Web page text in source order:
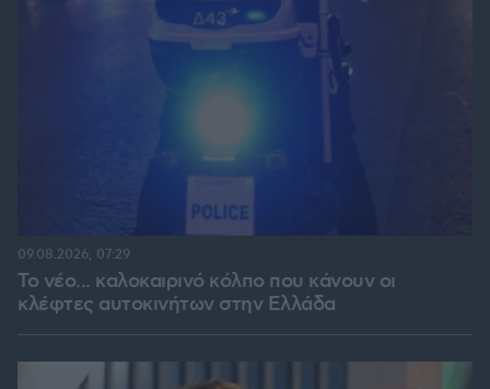
Το νέο... καλοκαιρινό κόλπο που κάνουν οι
κλέφτες αυτοκινήτων στην Ελλάδα
09.08.2026, 07:29